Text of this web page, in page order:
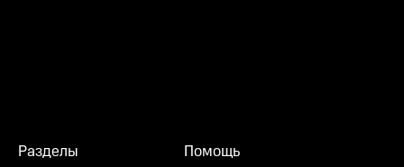
Разделы Помощь